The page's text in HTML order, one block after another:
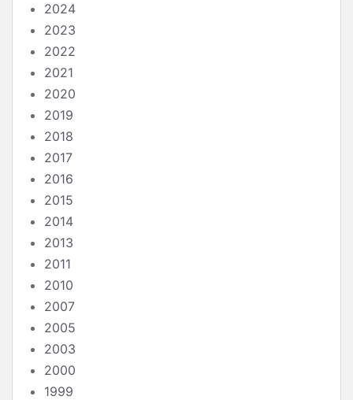
2024
2023
2022
2021
2020
2019
2018
2017
2016
2015
2014
2013
2011
2010
2007
2005
2003
2000
1999